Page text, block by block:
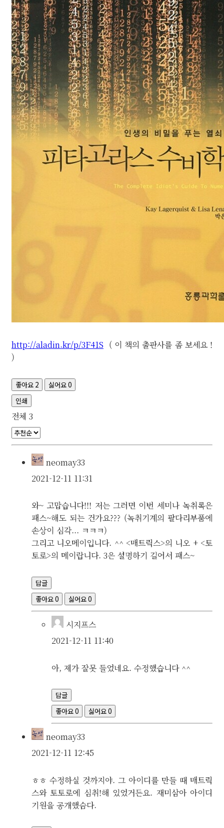
http://aladin.kr/p/3F41S ( 이 책의 출판사를 좀 보세요 !
)
좋아요 2 싫어요0
인쇄
전체 3
neomay33
2021-12-11 11:31
와~ 고맙습니다!!! 저는 그러면 이번 세미나 녹취록은
패스~해도 되는 건가요??? (녹취기계의 팔다리부품에
손상이 심각... ㅋㅋㅋ)
그리고 니오메이입니다. ^^ <매트릭스>의 니오 + <토
토로>의 메이랍니다. 3은 설명하기 길어서 패스~
답글
좋아요0 싫어요0
시지프스
2021-12-11 11:40
아, 제가 잘못 들었네요. 수정했습니다 ^^
답글
좋아요0 싫어요0
neomay33
2021-12-11 12:45
ㅎㅎ 수정하실 것까지야. 그 아이디를 만들 때 매트릭
스와 토토로에 심취!해 있었거든요. 재미삼아 아이디
기원을 공개했슴다.